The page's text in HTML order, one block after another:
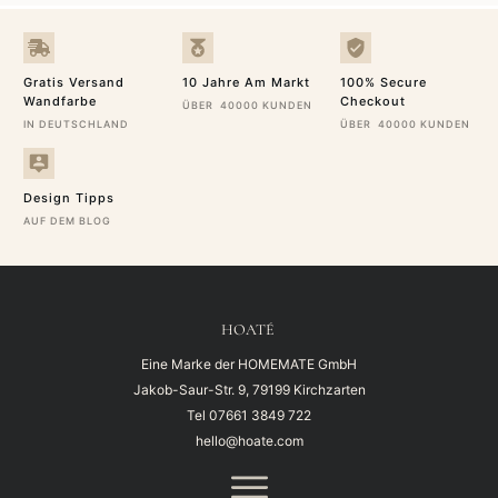
Gratis Versand
Wandfarbe
IN DEUTSCHLAND
10 Jahre Am Markt
ÜBER 40000 KUNDEN
100% Secure
Checkout
ÜBER 40000 KUNDEN
Design Tipps
AUF DEM BLOG
HOATÉ
Eine Marke der HOMEMATE GmbH
Jakob-Saur-Str. 9, 79199 Kirchzarten
Tel 07661 3849 722
hello@hoate.com